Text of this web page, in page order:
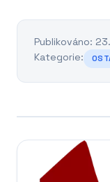
Publikováno:
Kategorie: